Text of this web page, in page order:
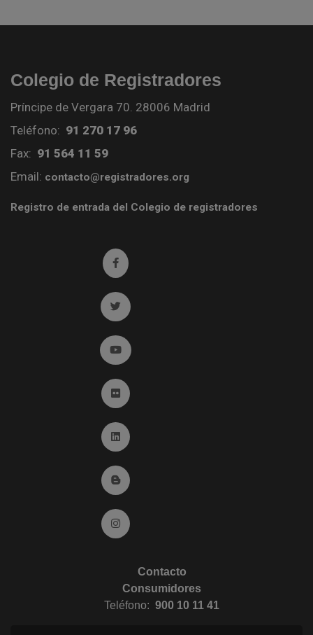
Colegio de Registradores
Príncipe de Vergara 70. 28006 Madrid
Teléfono: 91 270 17 96
Fax: 91 564 11 59
Email: contacto@registradores.org
Registro de entrada del Colegio de registradores
Ir a facebook (abre en ventana nueva)
Ir a twitter (abre en ventana nueva)
Ir a YouTube (abre en ventana nueva)
Ir a Flickr (abre en ventana nueva)
Ir a Linkedin (abre en ventana nueva)
Ir al Blog (abre en ventana nueva)
Ir a Instagram (abre en ventana nueva)
Contacto
Consumidores
Teléfono: 900 10 11 41